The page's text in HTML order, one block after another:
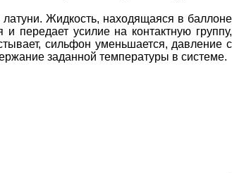
Жидкость, находящаяся в баллоне
передает усилие на контактную группу,
сильфон уменьшается, давление с
заданной температуры в системе.